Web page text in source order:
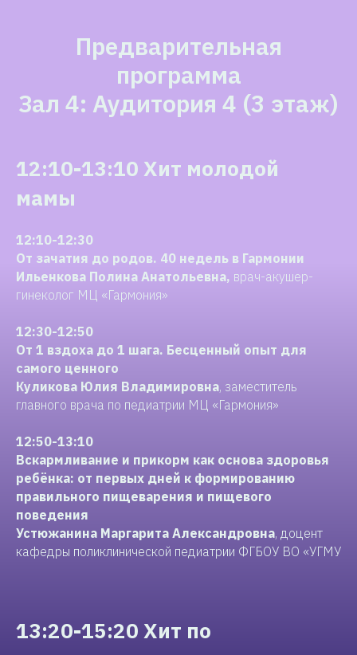
Предварительная
программа
Зал 4: Аудитория 4 (3 этаж)
12:10-13:10 Хит молодой
мамы
12:10-12:30
От зачатия до родов. 40 недель в Гармонии
Ильенкова Полина Анатольевна, врач-акушер-
гинеколог МЦ «Гармония»
12:30-12:50
От 1 вздоха до 1 шага. Бесценный опыт для
самого ценного
Куликова Юлия Владимировна, заместитель
главного врача по педиатрии МЦ «Гармония»
12:50-13:10
Вскармливание и прикорм как основа здоровья
ребёнка: от первых дней к формированию
правильного пищеварения и пищевого
поведения
Устюжанина Маргарита Александровна, доцент
кафедры поликлинической педиатрии ФГБОУ ВО «УГМУ
13:20-15:20 Хит по